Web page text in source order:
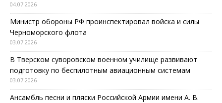
04.07.2026
Министр обороны РФ проинспектировал войска и силы
Черноморского флота
03.07.2026
В Тверском суворовском военном училище развивают
подготовку по беспилотным авиационным системам
03.07.2026
Ансамбль песни и пляски Российской Армии имени А. В.